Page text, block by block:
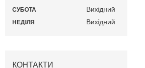
СУБОТА Вихідний
НЕДІЛЯ Вихідний
КОНТАКТИ